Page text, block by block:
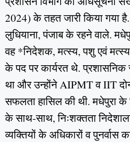
2024) के तहत जारी किया गया
लुधियाना, पंजाब के रहने वाले.
वह *निदेशक, मत्स्य, पशु एवं मत्स्य
के पद पर कार्यरत थे.
था और उन्होंने AIPMT व IIT
सफलता हासिल की थी. मधेपुरा के
के साथ‑साथ, निःशक्तता
व्यक्तियों के अधिकारों व पुनर्वास